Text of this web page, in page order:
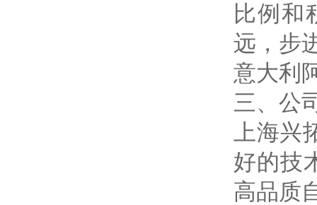
比例和
远，步
意大利
三、公
上海
好的技
高品质